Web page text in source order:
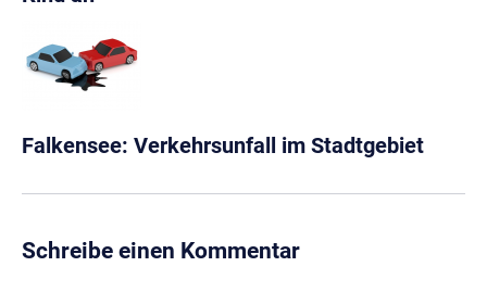
Falkensee: Verkehrsunfall im Stadtgebiet
Schreibe einen Kommentar